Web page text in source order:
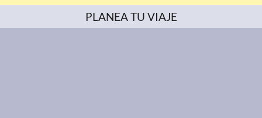
PLANEA TU VIAJE